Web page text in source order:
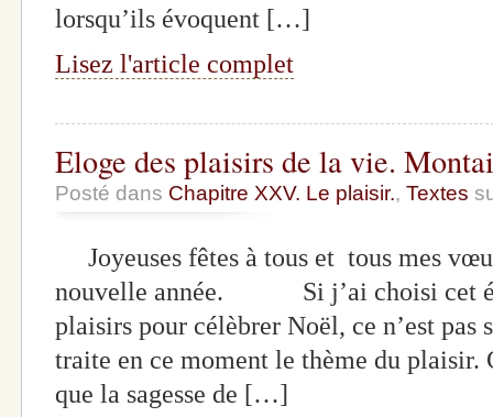
lorsqu’ils évoquent […]
Lisez l'article complet
Eloge des plaisirs de la vie.
Posté dans Chapitre XXV. Le plaisir., Textes
Joyeuses fêtes à tous et tous mes
nouvelle année. Si j’ai choisi cet
plaisirs pour célèbrer Noël, ce n’est pas
traite en ce moment le thème du plaisir.
que la sagesse de […]